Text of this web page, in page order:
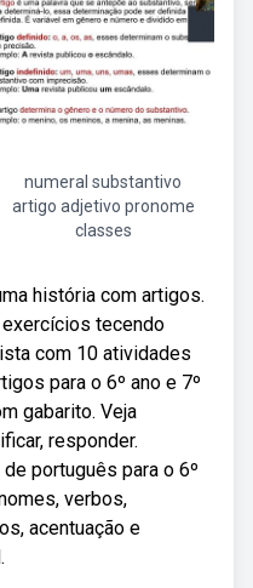
numeral substantivo
artigo adjetivo pronome
classes
história com artigos.
tecendo
com 10 atividades
para o 6º ano e 7º
gabarito. Veja
responder.
português para o 6º
verbos,
acentuação e